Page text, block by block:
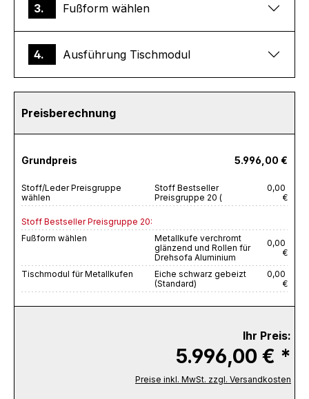
3. Fußform wählen
4. Ausführung Tischmodul
Preisberechnung
Grundpreis 5.996,00 €
Stoff/Leder Preisgruppe
wählen
Stoff Bestseller
Preisgruppe 20 (
0,00
€
Stoff Bestseller Preisgruppe 20:
Fußform wählen
Metallkufe verchromt
glänzend und Rollen für
Drehsofa Aluminium
0,00
€
Tischmodul für Metallkufen
Eiche schwarz gebeizt
(Standard)
0,00
€
Ihr Preis:
5.996,00 € *
Preise inkl. MwSt. zzgl. Versandkosten